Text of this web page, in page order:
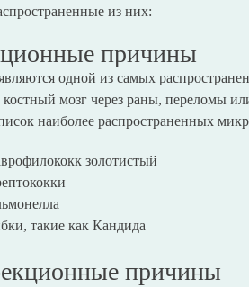
из них:
причины
одной из самых
мозг через раны, переломы
наиболее распространенных
золотистый
такие как Кандида
причины